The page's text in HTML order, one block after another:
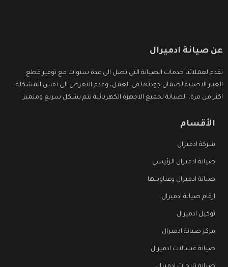
عن صيانة ادميرال
نقدم لعملائنا خدمات الصيانة التى تصل الى عدة سنوات مع توفير قطع
الغيار الاصلية لضمان جودتها فى العمل، وعدم التعرض الى نفس المشكلة
اكثر من مرة، الصيانة لجميع الاجهزة الكهربائية تتم بشكل سريع ومتميز.
الأقسام
شركة ادميرال
صيانة ادميرال الرئيسي
صيانة ادميرال وعناوينها
ارقام صيانة ادميرال
توكيل ادميرال
مركز صيانة ادميرال
صيانة غسالات ادميرال